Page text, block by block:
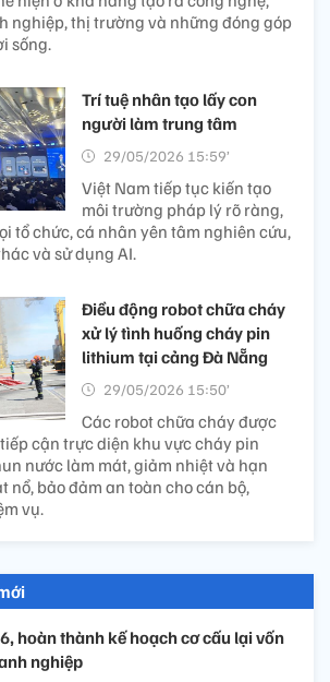
nghiệp, thị trường và những đóng góp
sống.
Trí tuệ nhân tạo lấy con
người làm trung tâm
29/05/2026 15:59’
Việt Nam tiếp tục kiến tạo
môi trường pháp lý rõ ràng,
tổ chức, cá nhân yên tâm nghiên cứu,
và sử dụng AI.
Điều động robot chữa cháy
xử lý tình huống cháy pin
lithium tại cảng Đà Nẵng
29/05/2026 15:50’
Các robot chữa cháy được
cận trực diện khu vực cháy pin
nước làm mát, giảm nhiệt và hạn
nổ, bảo đảm an toàn cho cán bộ,
vụ.
hoàn thành kế hoạch cơ cấu lại vốn
nghiệp